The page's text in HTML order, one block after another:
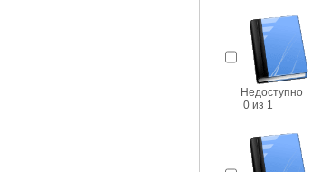
Недоступно
0 из 1